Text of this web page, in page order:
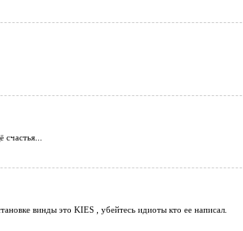
винды это KIES , убейтесь идиоты кто ее написал.